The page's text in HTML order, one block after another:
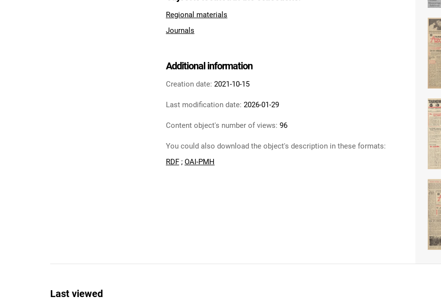
Regional materials
Journals
Additional information
Creation date: 2021-10-15
Last modification date: 2026-01-29
Content object's number of views: 96
You could also download the object's description in these formats:
RDF ; OAI-PMH
Last viewed